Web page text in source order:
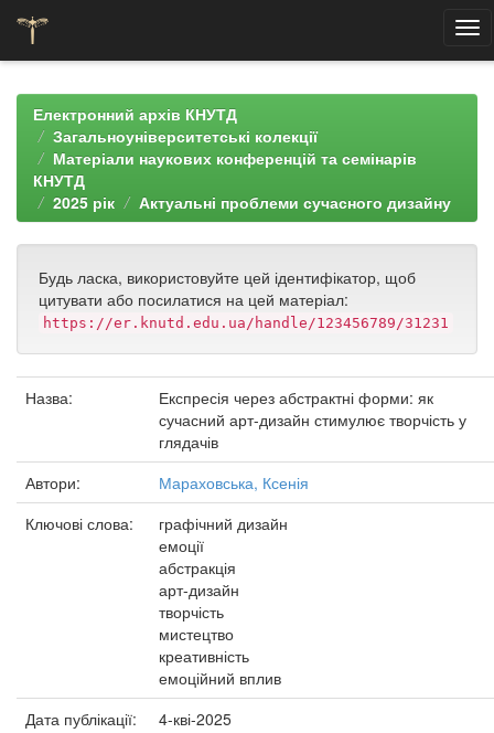
navigationЕлектронний архів КНУТД
Загальноуніверситетські колекції
Матеріали наукових конференцій та семінарів
КНУТД
2025 рік
Актуальні проблеми сучасного дизайну
Будь ласка, використовуйте цей ідентифікатор, щоб
цитувати або посилатися на цей матеріал:
https://er.knutd.edu.ua/handle/123456789/31231
Назва:
Експресія через абстрактні форми: як
сучасний арт-дизайн стимулює творчість у
глядачів
Автори:
Мараховська, Ксенія
Ключові слова:
графічний дизайн
емоції
абстракція
арт-дизайн
творчість
мистецтво
креативність
емоційний вплив
Дата публікації:
4-кві-2025